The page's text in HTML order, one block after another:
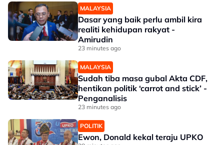
MALAYSIA
Dasar yang baik perlu ambil kira
realiti kehidupan rakyat -
Amirudin
23 minutes ago
MALAYSIA
Sudah tiba masa gubal Akta CDF,
hentikan politik ‘carrot and stick’ -
Penganalisis
23 minutes ago
POLITIK
Ewon, Donald kekal teraju UPKO